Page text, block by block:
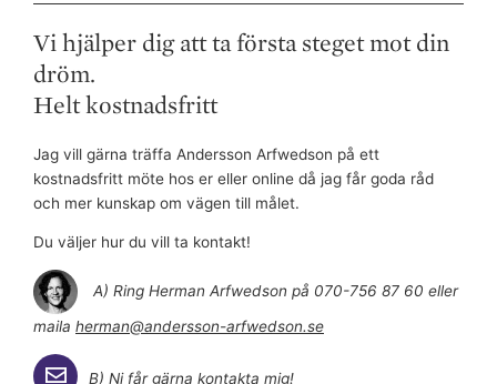
o
o
k
n
Vi hjälper dig att ta första steget mot din
dröm.
Helt kostnadsfritt
Jag vill gärna träffa Andersson Arfwedson på ett
kostnadsfritt möte hos er eller online då jag får goda råd
och mer kunskap om vägen till målet.
Du väljer hur du vill ta kontakt!
A) Ring Herman Arfwedson på 070-756 87 60 eller
maila herman@andersson-arfwedson.se
B) Ni får gärna kontakta mig!